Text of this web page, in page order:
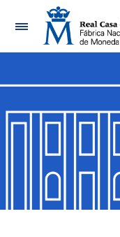
Show/Hide
Show/Hide
Show/Hide